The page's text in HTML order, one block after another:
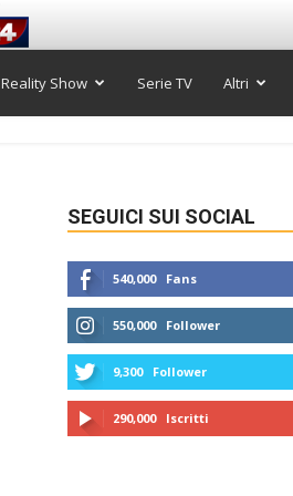
Reality Show Serie TV Altri
SEGUICI SUI SOCIAL
540,000 Fans
550,000 Follower
9,300 Follower
290,000 Iscritti